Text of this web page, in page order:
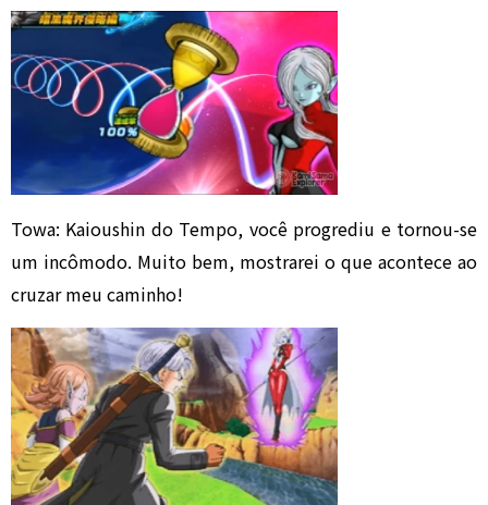
Towa: Kaioushin do Tempo, você progrediu e tornou-se
um incômodo. Muito bem, mostrarei o que acontece ao
cruzar meu caminho!